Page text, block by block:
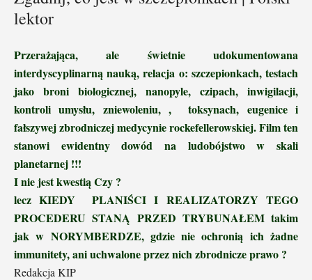
lektor
Przerażająca, ale świetnie udokumentowana
interdyscyplinarną nauką, relacja o: szczepionkach, testach
jako broni biologicznej, nanopyle, czipach, inwigilacji,
kontroli umysłu, zniewoleniu, , toksynach, eugenice i
fałszywej zbrodniczej medycynie rockefellerowskiej. Film ten
stanowi ewidentny dowód na ludobójstwo w skali
planetarnej !!!
I nie jest kwestią Czy ?
lecz KIEDY PLANIŚCI I REALIZATORZY TEGO
PROCEDERU STANĄ PRZED TRYBUNAŁEM takim
jak w NORYMBERDZE, gdzie nie ochronią ich żadne
immunitety, ani uchwalone przez nich zbrodnicze prawo ?
Redakcja KIP